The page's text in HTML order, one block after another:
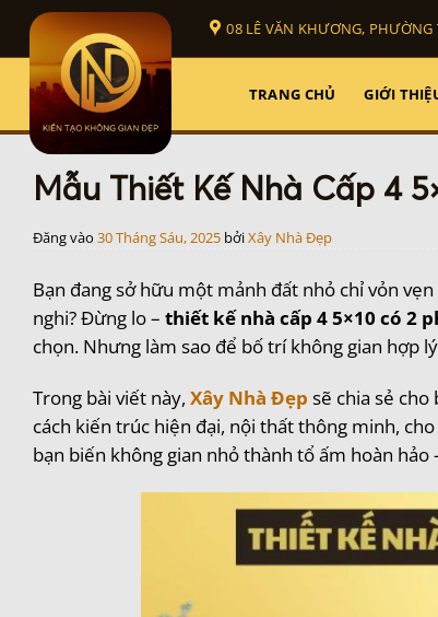
qua
dung
08 LÊ VĂN KHƯƠNG,
TRANG CHỦ GIỚI
Mẫu Thiết Kế Nhà Cấp 4
Đăng vào 30 Tháng Sáu, 2025 bởiXây Nhà Đẹp
Bạn đang sở hữu một mảnh đất nhỏ chỉ vỏn
nghi? Đừng lo – thiết kế nhà cấp 4 5×10 có 2
chọn. Nhưng làm sao để bố trí không gian hợp
Trong bài viết này, Xây Nhà Đẹp sẽ chia sẻ
cách kiến trúc hiện đại, nội thất thông minh,
bạn biến không gian nhỏ thành tổ ấm hoàn